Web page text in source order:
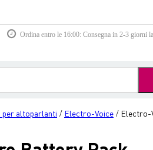
Ordina entro le 16:00: Consegna in 2-3 giorni
per altoparlanti / Electro-Voice / Electro-